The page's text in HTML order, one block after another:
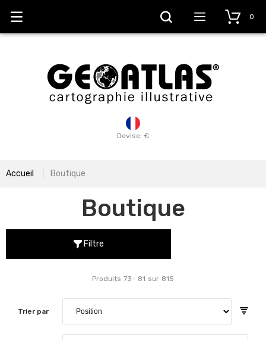
Devise: €
0
Accueil Boutique
Boutique
Filtre
Trier par
Produits 73- 81 sur 815